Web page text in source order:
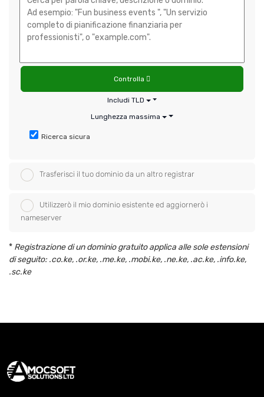
Controlla
Includi TLD
Lunghezza massima
Ricerca sicura
Trasferisci il tuo dominio da un altro registrar
Utilizzerò il mio dominio esistente ed aggiornerò i
nameserver
* Registrazione di un dominio gratuito applica alle sole estensioni
di seguito: .co.ke, .or.ke, .me.ke, .mobi.ke, .ne.ke, .ac.ke, .info.ke,
.sc.ke